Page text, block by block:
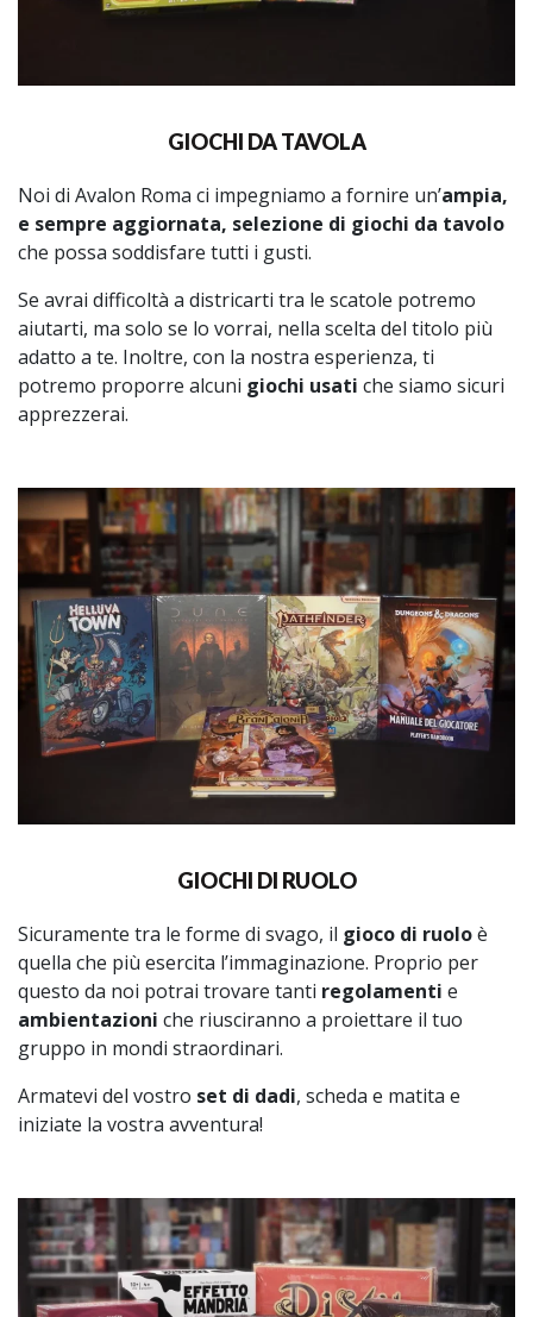
GIOCHI DA TAVOLA
Noi di Avalon Roma ci impegniamo a fornire un’ ampia,
e sempre aggiornata, selezione di giochi da tavolo
che possa soddisfare tutti i gusti.
Se avrai difficoltà a districarti tra le scatole potremo
aiutarti, ma solo se lo vorrai, nella scelta del titolo più
adatto a te. Inoltre, con la nostra esperienza, ti
potremo proporre alcuni giochi usati che siamo sicuri
apprezzerai.
GIOCHI DI RUOLO
Sicuramente tra le forme di svago, il gioco di ruoloè
quella che più esercita l’immaginazione. Proprio per
questo da noi potrai trovare tanti regolamenti e
ambientazioni che riusciranno a proiettare il tuo
gruppo in mondi straordinari.
Armatevi del vostro set di dadi, scheda e matita e
iniziate la vostra avventura!